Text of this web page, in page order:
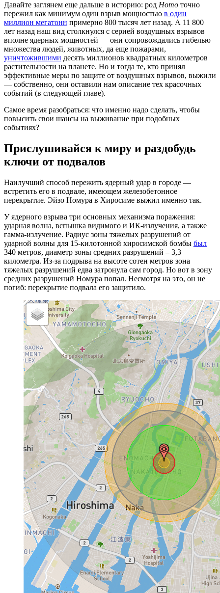
Давайте заглянем еще дальше в историю: род Homo точно
пережил как минимум один взрыв мощностью в один
миллион мегатонн примерно 800 тысяч лет назад. А 11 800
лет назад наш вид столкнулся с серией воздушных взрывов
вполне ядерных мощностей — они сопровождались гибелью
множества людей, животных, да еще пожарами,
уничтожившими десять миллионов квадратных километров
растительности на планете. Но и тогда те, кто принял
эффективные меры по защите от воздушных взрывов, выжили
— собственно, они оставили нам описание тех красочных
событий (в следующей главе).
Самое время разобраться: что именно надо сделать, чтобы
повысить свои шансы на выживание при подобных
событиях?
Прислушивайся к миру и раздобудь
ключи от подвалов
Наилучший способ пережить ядерный удар в городе —
встретить его в подвале, имеющем железобетонное
перекрытие. Эйзо Номура в Хиросиме выжил именно так.
У ядерного взрыва три основных механизма поражения:
ударная волна, вспышка видимого и ИК-излучения, а также
гамма-излучение. Радиус зоны тяжелых разрушений от
ударной волны для 15-килотонной хиросимской бомбы был
340 метров, диаметр зоны средних разрушений – 3,3
километра. Из-за подрыва на высоте сотен метров зона
тяжелых разрушений едва затронула сам город. Но вот в зону
средних разрушений Номура попал. Несмотря на это, он не
погиб: перекрытие подвала его защитило.